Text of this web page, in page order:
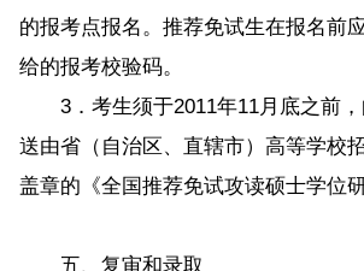
的报考点报名。推荐免试生在报名前
给的报考校验码。
3．考生须于2011年11月底之前，
送由省（自治区、直辖市）高等学校
盖章的《全国推荐免试攻读硕士学位
五、复审和录取